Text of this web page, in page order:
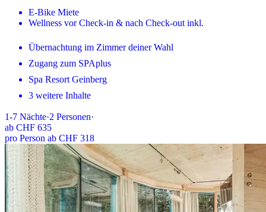
E-Bike Miete
Wellness vor Check-in & nach Check-out inkl.
Übernachtung im Zimmer deiner Wahl
Zugang zum SPAplus
Spa Resort Geinberg
3 weitere Inhalte
1-7 Nächte·2 Personen·
ab CHF 635
pro Person ab CHF 318